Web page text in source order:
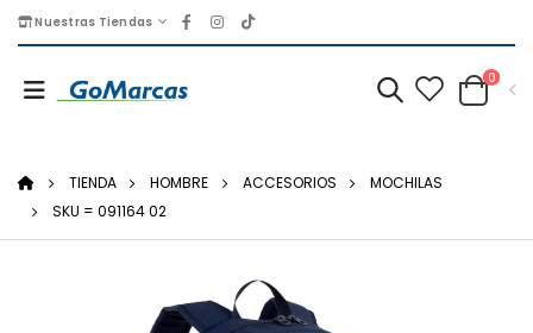
Nuestras Tiendas
0
TIENDA HOMBRE ACCESORIOS
MOCHILAS
SKU = 091164 02